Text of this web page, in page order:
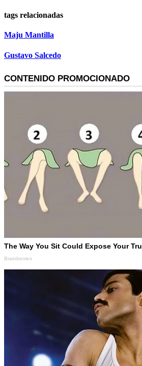
tags relacionadas
Maju Mantilla
Gustavo Salcedo